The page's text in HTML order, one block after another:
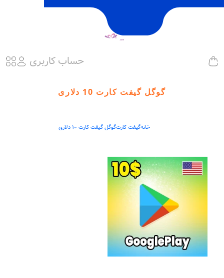
حساب کاربری
گوگل گیفت کارت 10 دلاری
خانهگیفت کارتگوگل گیفت کارت 10 دلاری